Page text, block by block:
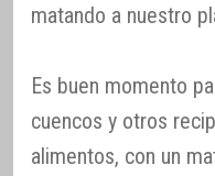
matando a nuestro
Es buen momento
cuencos y otros
alimentos, con un